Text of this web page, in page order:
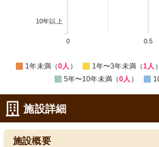
10年以上
0 0.5
1年未満（0人 ） 1年〜3年未満（1人 ）
5年〜10年未満（0人 ）
施設詳細
施設概要